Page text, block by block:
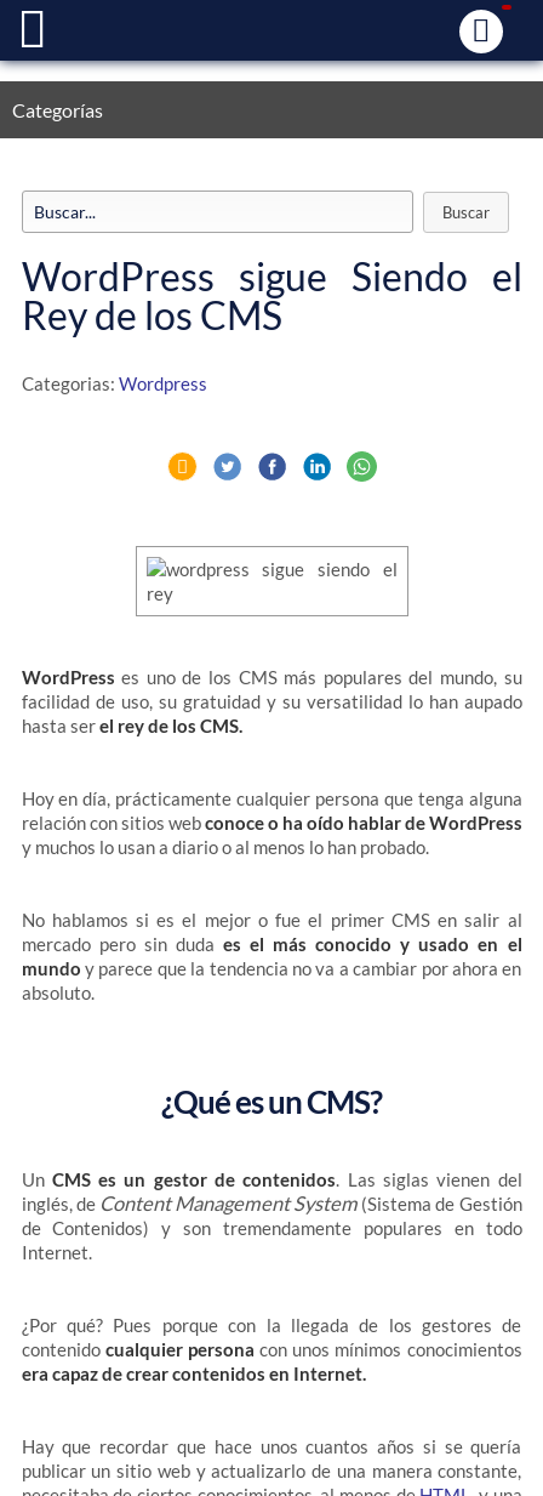
Categorías
WordPress sigue Siendo el
Rey de los CMS
Categorias: Wordpress
WordPress es uno de los CMS más populares del mundo, su
facilidad de uso, su gratuidad y su versatilidad lo han aupado
hasta serel rey de los CMS.
Hoy en día, prácticamente cualquier persona que tenga alguna
relación con sitios webconoce o ha oído hablar de WordPress
y muchos lo usan a diario o al menos lo han probado.
No hablamos si es el mejor o fue el primer CMS en salir al
mercado pero sin duda es el más conocido y usado en el
mundo y parece que la tendencia no va a cambiar por ahora en
absoluto.
¿Qué es un CMS?
Un CMS es un gestor de contenidos. Las siglas vienen del
inglés, de Content Management System (Sistema de Gestión
de Contenidos) y son tremendamente populares en todo
Internet.
¿Por qué? Pues porque con la llegada de los gestores de
contenido cualquier persona con unos mínimos conocimientos
era capaz de crear contenidos en Internet.
Hay que recordar que hace unos cuantos años si se quería
publicar un sitio web y actualizarlo de una manera constante,